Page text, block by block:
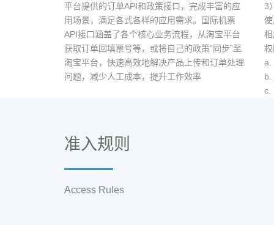
平台提供的订单API和政策接口，完成丰富的应
用场景，满足各式各样的应用需求。国际机票
API接口涵盖了各个核心业务流程，从淘宝平台
获取订单回填票号等，或将自己的政策“同步”至
淘宝平台，快速高效地解决产品上传和订单处理
问题，减少人工成本，提升工作效率
3
a.
b.
c.
准入规则
Access Rules